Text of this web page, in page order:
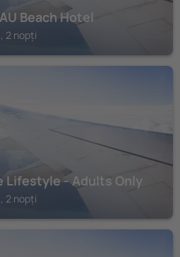
Beach Hotel
2 nopți
Lifestyle - Adults Only
2 nopți